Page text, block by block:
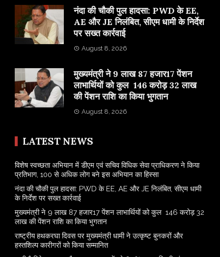
नंदा की चौकी पुल हादसा: PWD के EE,
AE और JE निलंबित, सीएम धामी के निर्देश
पर सख्त कार्रवाई
August 8, 2026
मुख्यमंत्री ने 9 लाख 87 हजार17 पेंशन
लाभार्थियों को कुल 146 करोड़ 32 लाख
की पेंशन राशि का किया भुगतान
August 8, 2026
LATEST NEWS
विशेष स्वच्छता अभियान में डीएम एवं सचिव विधिक सेवा प्राधिकरण ने किया
प्रतिभाग, 100 से अधिक लोग बने इस अभियान का हिस्सा
नंदा की चौकी पुल हादसा: PWD के EE, AE और JE निलंबित, सीएम धामी
के निर्देश पर सख्त कार्रवाई
मुख्यमंत्री ने 9 लाख 87 हजार17 पेंशन लाभार्थियों को कुल 146 करोड़ 32
लाख की पेंशन राशि का किया भुगतान
राष्ट्रीय हथकरघा दिवस पर मुख्यमंत्री धामी ने उत्कृष्ट बुनकरों और
हस्तशिल्प कारीगरों को किया सम्मानित